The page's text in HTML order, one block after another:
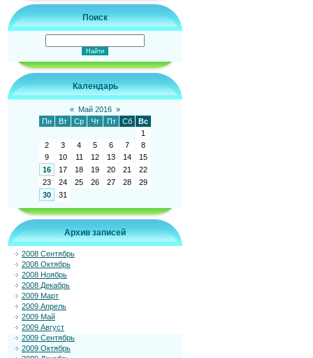
Поиск
Календарь
« Май 2016 »
Пн
Вт Ср Чт Пт Сб
Вс
1
2
3 4 5 6 7
8
9
10 11 12 13 14
15
16
17 18 19 20 21
22
23
24 25 26 27 28
29
30
31
Архив записей
2008 Сентябрь
2008 Октябрь
2008 Ноябрь
2008 Декабрь
2009 Март
2009 Апрель
2009 Май
2009 Август
2009 Сентябрь
2009 Октябрь